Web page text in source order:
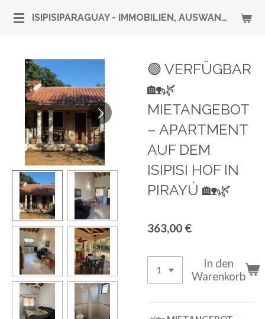
Zum
ISIPISIPARAGUAY - IMMOBILIEN, AUSWANDERUNG & RUNDUM-SERVICE
🟢 VERFÜGBAR
🏡🌿
MIETANGEBOT
– APARTMENT
AUF DEM
ISIPISI HOF IN
PIRAYÚ 🏡🌿
363,00 €
In den
Warenkorb